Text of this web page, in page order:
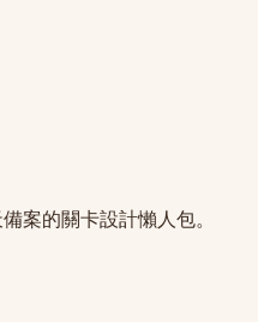
案的關卡設計懶人包。